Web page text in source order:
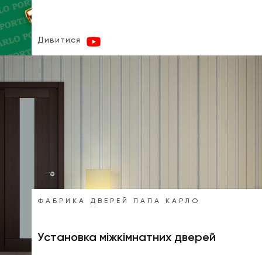
Дивитися
ФАБРИКА ДВЕРЕЙ ПАПА КАРЛО
Установка міжкімнатних дверей